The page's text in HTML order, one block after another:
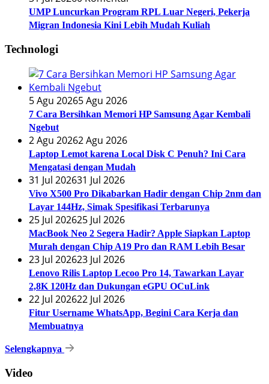
UMP Luncurkan Program RPL Luar Negeri, Pekerja
Migran Indonesia Kini Lebih Mudah Kuliah
Technologi
5 Agu 20265 Agu 2026
7 Cara Bersihkan Memori HP Samsung Agar Kembali
Ngebut
2 Agu 20262 Agu 2026
Laptop Lemot karena Local Disk C Penuh? Ini Cara
Mengatasi dengan Mudah
31 Jul 202631 Jul 2026
Vivo X500 Pro Dikabarkan Hadir dengan Chip 2nm dan
Layar 144Hz, Simak Spesifikasi Terbarunya
25 Jul 202625 Jul 2026
MacBook Neo 2 Segera Hadir? Apple Siapkan Laptop
Murah dengan Chip A19 Pro dan RAM Lebih Besar
23 Jul 202623 Jul 2026
Lenovo Rilis Laptop Lecoo Pro 14, Tawarkan Layar
2,8K 120Hz dan Dukungan eGPU OCuLink
22 Jul 202622 Jul 2026
Fitur Username WhatsApp, Begini Cara Kerja dan
Membuatnya
Selengkapnya
Video